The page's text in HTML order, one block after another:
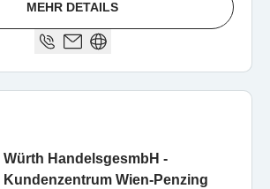
MEHR DETAILS
Würth HandelsgesmbH -
Kundenzentrum Wien-Penzing